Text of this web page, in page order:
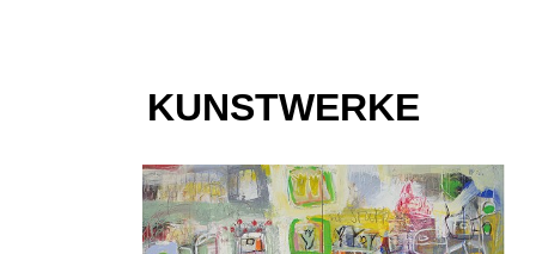
KUNSTWERKE